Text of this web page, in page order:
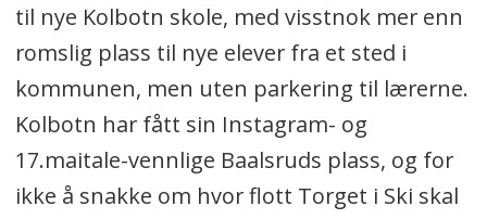
til nye Kolbotn skole, med visstnok mer enn
romslig plass til nye elever fra et sted i
kommunen, men uten parkering til lærerne.
Kolbotn har fått sin Instagram- og
17.maitale-vennlige Baalsruds plass, og for
ikke å snakke om hvor flott Torget i Ski skal